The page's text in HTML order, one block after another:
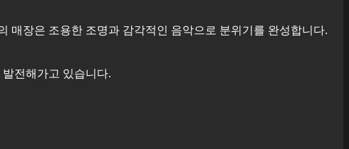
매장은 조용한 조명과 감각적인 음악으로 분위기를 완성합니다.
전해가고 있습니다.